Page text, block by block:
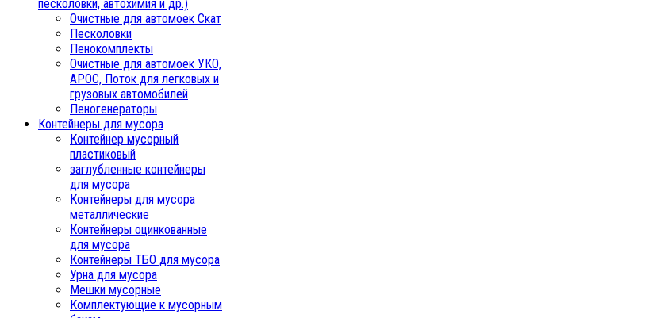
песколовки, автохимия и др.)
Очистные для автомоек Скат
Песколовки
Пенокомплекты
Очистные для автомоек УКО,
АРОС, Поток для легковых и
грузовых автомобилей
Пеногенераторы
Контейнеры для мусора
Контейнер мусорный
пластиковый
заглубленные контейнеры
для мусора
Контейнеры для мусора
металлические
Контейнеры оцинкованные
для мусора
Контейнеры ТБО для мусора
Урна для мусора
Мешки мусорные
Комплектующие к мусорным